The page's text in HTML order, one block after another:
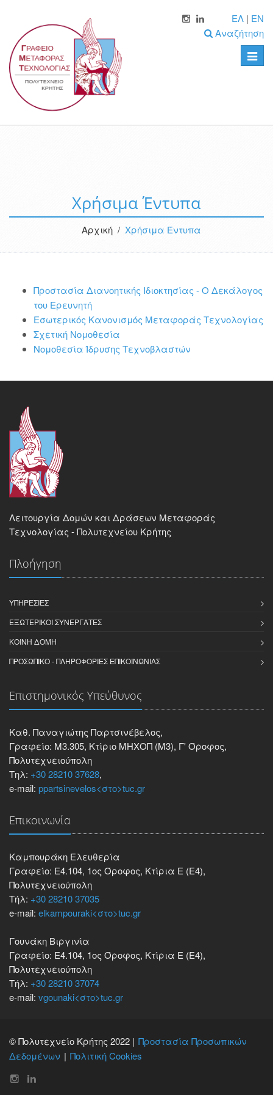
ΕΛ | EN
Αναζήτηση
Toggle
Χρήσιμα Έντυπα
Αρχική / Χρήσιμα Έντυπα
Προστασία Διανοητικής Ιδιοκτησίας - Ο Δεκάλογος
του Ερευνητή
Εσωτερικός Κανονισμός Μεταφοράς Τεχνολογίας
Σχετική Νομοθεσία
Νομοθεσία Ίδρυσης Τεχνοβλαστών
Λειτουργία Δομών και Δράσεων Μεταφοράς
Τεχνολογίας - Πολυτεχνείου Κρήτης
Πλοήγηση
ΥΠΗΡΕΣΊΕΣ
ΕΞΩΤΕΡΙΚΟΊ ΣΥΝΕΡΓΆΤΕΣ
ΚΟΙΝΉ ΔΟΜΉ
ΠΡΟΣΩΠΙΚΌ - ΠΛΗΡΟΦΟΡΊΕΣ ΕΠΙΚΟΙΝΩΝΊΑΣ
Επιστημονικός Υπεύθυνος
Καθ. Παναγιώτης Παρτσινέβελος,
Γραφείο: Μ3.305, Κτίριο ΜΗΧΟΠ (Μ3), Γ' Όροφος,
Πολυτεχνειούπολη
Τηλ: +30 28210 37628,
e-mail: ppartsinevelos<στο>tuc.gr
Επικοινωνία
Kαμπουράκη Ελευθερία
Γραφείο: Ε4.104, 1ος Όροφος, Κτίρια Ε (Ε4),
Πολυτεχνειούπολη
Τήλ: +30 28210 37035
e-mail: elkampouraki<στο>tuc.gr
Γουνάκη Βιργινία
Γραφείο: Ε4.104, 1ος Όροφος, Κτίρια Ε (Ε4),
Πολυτεχνειούπολη
Τήλ: +30 28210 37074
e-mail: vgounaki<στο>tuc.gr
© Πολυτεχνείο Κρήτης 2022 | Προστασία Προσωπικών
Δεδομένων
Πολιτική Cookies